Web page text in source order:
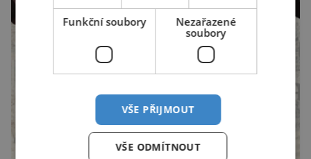
Funkční soubory
Nezařazené
soubory
VŠE PŘIJMOUT
VŠE ODMÍTNOUT